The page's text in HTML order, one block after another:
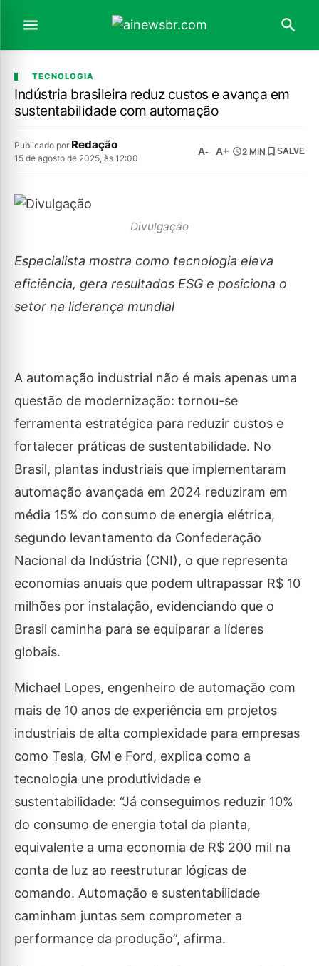
TECNOLOGIA
Indústria brasileira reduz custos e avança em
sustentabilidade com automação
Publicado por Redação
15 de agosto de 2025, às 12:00
A- A+ 2 MIN SALVE
Divulgação
Especialista mostra como tecnologia eleva
eficiência, gera resultados ESG e posiciona o
setor na liderança mundial
A automação industrial não é mais apenas uma
questão de modernização: tornou-se
ferramenta estratégica para reduzir custos e
fortalecer práticas de sustentabilidade. No
Brasil, plantas industriais que implementaram
automação avançada em 2024 reduziram em
média 15% do consumo de energia elétrica,
segundo levantamento da Confederação
Nacional da Indústria (CNI), o que representa
economias anuais que podem ultrapassar R$ 10
milhões por instalação, evidenciando que o
Brasil caminha para se equiparar a líderes
globais.
Michael Lopes, engenheiro de automação com
mais de 10 anos de experiência em projetos
industriais de alta complexidade para empresas
como Tesla, GM e Ford, explica como a
tecnologia une produtividade e
sustentabilidade: “Já conseguimos reduzir 10%
do consumo de energia total da planta,
equivalente a uma economia de R$ 200 mil na
conta de luz ao reestruturar lógicas de
comando. Automação e sustentabilidade
caminham juntas sem comprometer a
performance da produção”, afirma.